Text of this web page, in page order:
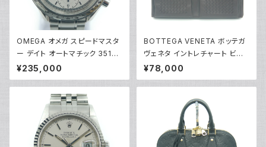
OMEGA オメガ スピードマスタ
ー デイト オートマチック 3513.
30 自動巻き クロノグラフ 銀文
字盤 Y03737
¥235,000
BOTTEGA VENETA ボッテガ
ヴェネタ イントレチャート ビジ
ネスバッグ ブリーフケース 1551
72 レザー ダークブラウン Y04
¥78,000